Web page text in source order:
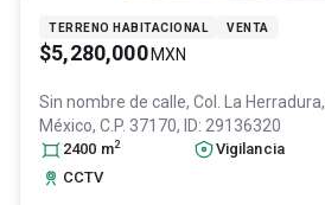
TERRENO HABITACIONAL VENTA
$5,280,000 MXN
Sin nombre de calle, Col. La Herradura,
México, C.P. 37170, ID: 29136320
2400 m2 Vigilancia
CCTV